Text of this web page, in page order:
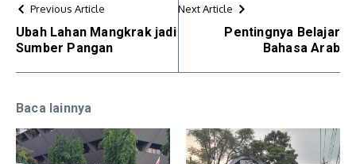
Previous Article
Ubah Lahan Mangkrak jadi
Sumber Pangan
Next Article
Pentingnya Belajar
Bahasa Arab
Baca lainnya